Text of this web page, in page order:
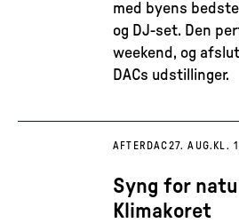
med byens
og DJ-set. Den
weekend, og
DACs udstillinger.
AFTERDAC27. AUG. KL.
Syng for
Klimakoret